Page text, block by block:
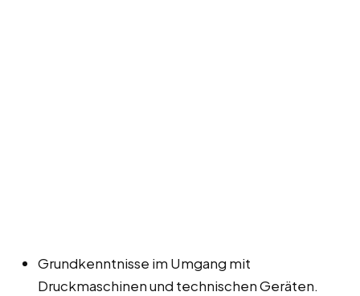
Grundkenntnisse im Umgang mit
Druckmaschinen und technischen Geräten.